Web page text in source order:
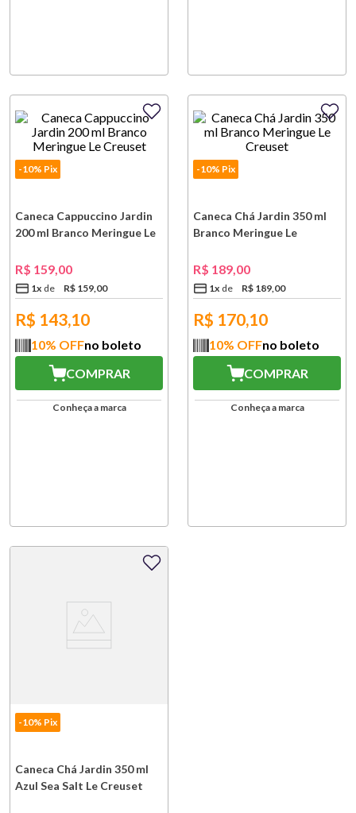
-10% Pix
Caneca Cappuccino Jardin
200 ml Branco Meringue Le
R$ 159,00
1x R$ 159,00
R$ 143,10
10% OFFno boleto
COMPRAR
Conheça a marca
-10% Pix
Caneca Chá Jardin 350 ml
Branco Meringue Le
R$ 189,00
1x R$ 189,00
R$ 170,10
10% OFFno boleto
COMPRAR
Conheça a marca
-10% Pix
Caneca Chá Jardin 350 ml
Azul Sea Salt Le Creuset